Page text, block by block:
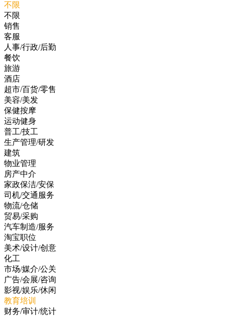
不限
不限
销售
客服
人事/行政/后勤
餐饮
旅游
酒店
超市/百货/零售
美容/美发
保健按摩
运动健身
普工/技工
生产管理/研发
建筑
物业管理
房产中介
家政保洁/安保
司机/交通服务
物流/仓储
贸易/采购
汽车制造/服务
淘宝职位
美术/设计/创意
化工
市场/媒介/公关
广告/会展/咨询
影视/娱乐/休闲
教育培训
财务/审计/统计